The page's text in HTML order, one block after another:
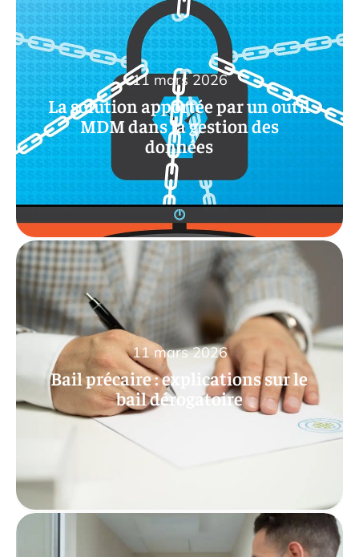
La solution apportée par un outil
MDM dans la gestion des
données
11 mars 2026
Bail précaire : explications sur le
bail dérogatoire
11 mars 2026